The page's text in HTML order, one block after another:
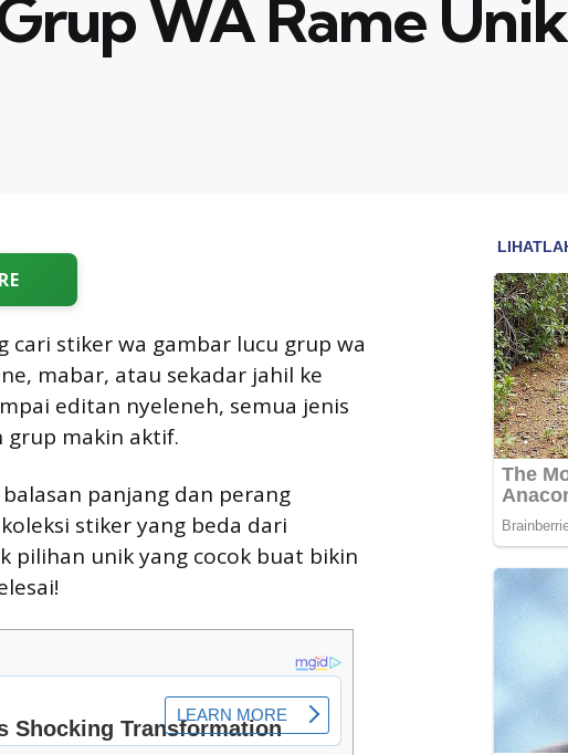
WA Rame Unik
cari stiker wa gambar lucu grup wa
mabar, atau sekadar jahil ke
editan nyeleneh, semua jenis
grup makin aktif.
panjang dan perang
stiker yang beda dari
pilihan unik yang cocok buat bikin